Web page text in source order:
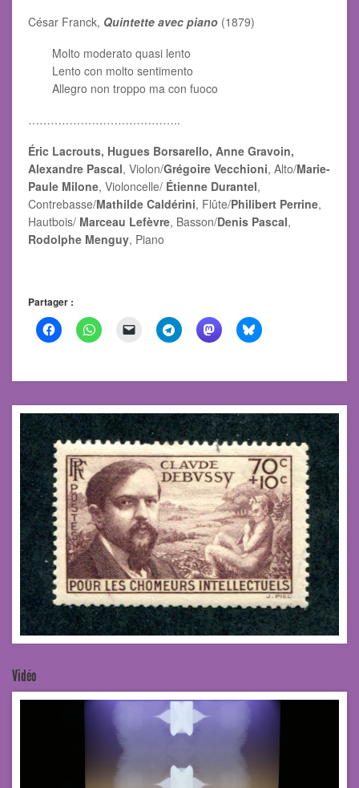
César Franck, Quintette avec piano (1879)
Molto moderato quasi lento
Lento con molto sentimento
Allegro non troppo ma con fuoco
…………………………………..
Éric Lacrouts, Hugues Borsarello, Anne Gravoin,
Alexandre Pascal, Violon/Grégoire Vecchioni, Alto/Marie-
Paule Milone, Violoncelle/ Étienne Durantel,
Contrebasse/Mathilde Caldérini, Flûte/Philibert Perrine,
Hautbois/ Marceau Lefèvre, Basson/Denis Pascal,
Rodolphe Menguy, Piano
Partager :
Vidéo